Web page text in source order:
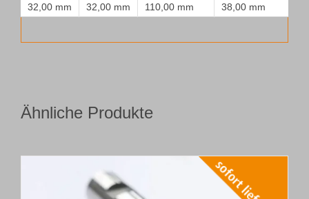
32,00 mm
32,00 mm 110,00 mm 38,00 mm
Ähnliche Produkte